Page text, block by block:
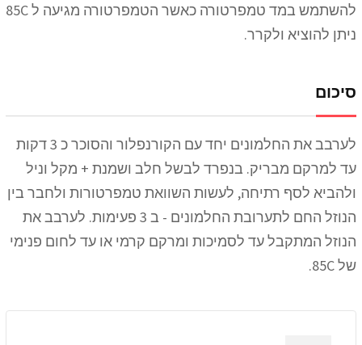
להשתמש במד טמפרטורה כאשר הטמפרטורה מגיעה ל 85C
ניתן להוציא ולקרר.
סיכום
לערבב את החלמונים יחד עם הקורנפלור והסוכר כ 3 דקות
עד למרקם מבריק. בנפרד לבשל חלב ושמנת + מקל וניל
ולהביא לסף רתיחה, לעשות השוואת טמפרטורות ולחבר בין
הנוזל החם לתערובת החלמונים - ב 3 פעימות. לערבב את
הנוזל המתקבל עד לסמיכות ומרקם קרמי או עד לחום פנימי
של 85C.